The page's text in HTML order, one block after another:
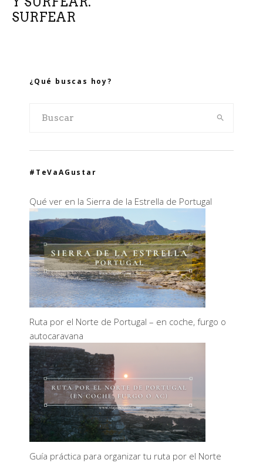
SURFEAR
¿Qué buscas hoy?
#TeVaAGustar
Qué ver en la Sierra de la Estrella de Portugal
Ruta por el Norte de Portugal – en coche, furgo o
autocaravana
Guía práctica para organizar tu ruta por el Norte